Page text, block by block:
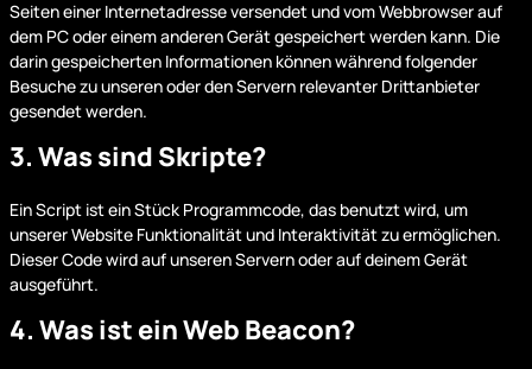
Seiten einer Internetadresse versendet und vom Webbrowser auf
dem PC oder einem anderen Gerät gespeichert werden kann. Die
darin gespeicherten Informationen können während folgender
Besuche zu unseren oder den Servern relevanter Drittanbieter
gesendet werden.
3. Was sind Skripte?
Ein Script ist ein Stück Programmcode, das benutzt wird, um
unserer Website Funktionalität und Interaktivität zu ermöglichen.
Dieser Code wird auf unseren Servern oder auf deinem Gerät
ausgeführt.
4. Was ist ein Web Beacon?